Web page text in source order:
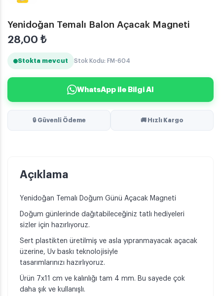
Yenidoğan Temalı Balon Açacak Magneti
28,00 ₺
Stokta mevcut Stok Kodu: FM-604
WhatsApp ile Bilgi Al
🔒 Güvenli Ödeme 🚚 Hızlı Kargo
Açıklama
Yenidoğan Temalı Doğum Günü Açacak Magneti
Doğum günlerinde dağıtabileceğiniz tatlı hediyeleri
sizler için hazırlıyoruz.
Sert plastikten üretilmiş ve asla yıpranmayacak açacak
üzerine, Uv baskı teknolojisiyle
tasarımlarınızı hazırlıyoruz.
Ürün 7x11 cm ve kalınlığı tam 4 mm. Bu sayede çok
daha şık ve kullanışlı.